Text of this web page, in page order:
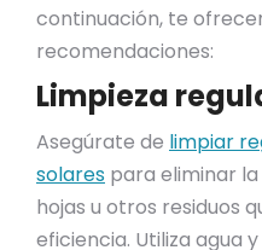
continuación, te
recomendaciones:
Limpieza
Asegúrate de limpiar
solares para eliminar
hojas u otros residuos
eficiencia. Utiliza agua